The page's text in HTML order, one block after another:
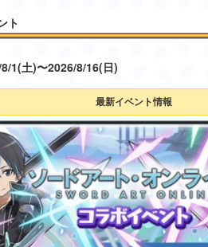
ト
1(土)〜2026/8/16(日)
最新イベント情報